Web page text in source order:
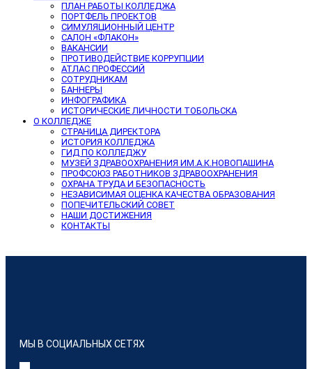
ПЛАН РАБОТЫ КОЛЛЕДЖА
ПОРТФЕЛЬ ПРОЕКТОВ
СИМУЛЯЦИОННЫЙ ЦЕНТР
САЛОН «ФЛАКОН»
ВАКАНСИИ
ПРОТИВОДЕЙСТВИЕ КОРРУПЦИИ
АТЛАС ПРОФЕССИЙ
СОТРУДНИКАМ
БАННЕРЫ
ИНФОГРАФИКА
ИСТОРИЧЕСКИЕ ЛИЧНОСТИ ТОБОЛЬСКА
О КОЛЛЕДЖЕ
СТРАНИЦА ДИРЕКТОРА
ИСТОРИЯ КОЛЛЕДЖА
ГИД ПО КОЛЛЕДЖУ
МУЗЕЙ ЗДРАВООХРАНЕНИЯ ИМ.А.К.НОВОПАШИНА
ПРОФСОЮЗ РАБОТНИКОВ ЗДРАВООХРАНЕНИЯ
ОХРАНА ТРУДА И БЕЗОПАСНОСТЬ
НЕЗАВИСИМАЯ ОЦЕНКА КАЧЕСТВА ОБРАЗОВАНИЯ
ПОПЕЧИТЕЛЬСКИЙ СОВЕТ
НАШИ ДОСТИЖЕНИЯ
КОНТАКТЫ
МЫ В СОЦИАЛЬНЫХ СЕТЯХ